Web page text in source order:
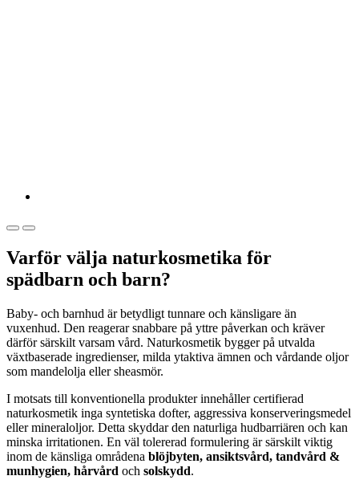
Varför välja naturkosmetika för
spädbarn och barn?
Baby- och barnhud är betydligt tunnare och känsligare än
vuxenhud. Den reagerar snabbare på yttre påverkan och kräver
därför särskilt varsam vård. Naturkosmetik bygger på utvalda
växtbaserade ingredienser, milda ytaktiva ämnen och vårdande oljor
som mandelolja eller sheasmör.
I motsats till konventionella produkter innehåller certifierad
naturkosmetik inga syntetiska dofter, aggressiva konserveringsmedel
eller mineraloljor. Detta skyddar den naturliga hudbarriären och kan
minska irritationen. En väl tolererad formulering är särskilt viktig
inom de känsliga områdena blöjbyten, ansiktsvård, tandvård &
munhygien, hårvård och solskydd.